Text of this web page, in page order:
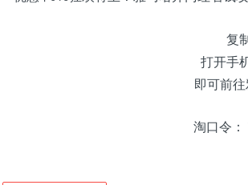
复
打开手
即可前
淘口令：